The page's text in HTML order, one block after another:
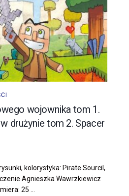
wojownika tom 1.
drużynie tom 2. Spacer
kolorystyka: Pirate Sourcil,
Agnieszka Wawrzkiewicz
25 ...